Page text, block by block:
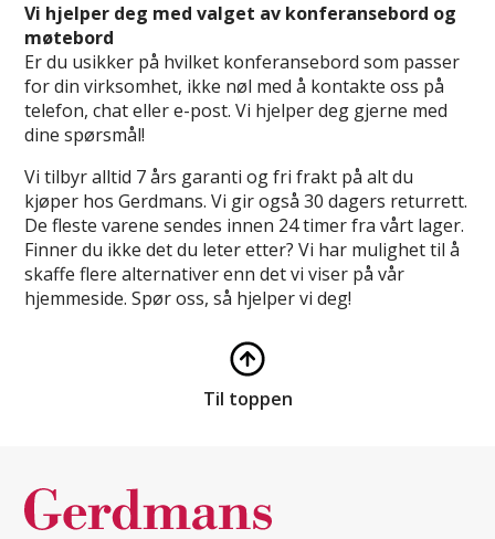
Vi hjelper deg med valget av konferansebord og
møtebord
Er du usikker på hvilket konferansebord som passer
for din virksomhet, ikke nøl med å kontakte oss på
telefon, chat eller e-post. Vi hjelper deg gjerne med
dine spørsmål!
Vi tilbyr alltid 7 års garanti og fri frakt på alt du
kjøper hos Gerdmans. Vi gir også 30 dagers returrett.
De fleste varene sendes innen 24 timer fra vårt lager.
Finner du ikke det du leter etter? Vi har mulighet til å
skaffe flere alternativer enn det vi viser på vår
hjemmeside. Spør oss, så hjelper vi deg!
Til toppen